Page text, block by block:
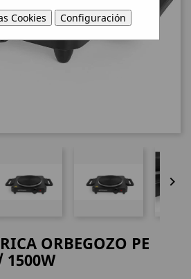

ORBEGOZO PE
1500W
Cookies Configuración